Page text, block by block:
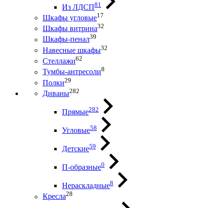
Из ЛДСП81
Шкафы угловые17
Шкафы витрина32
Шкафы-пенал39
Навесные шкафы32
Стеллажи62
Тумбы-антресоли8
Полки29
Диваны282
Прямые282
Угловые58
Детские59
П-образные0
Нераскладные8
Кресла28